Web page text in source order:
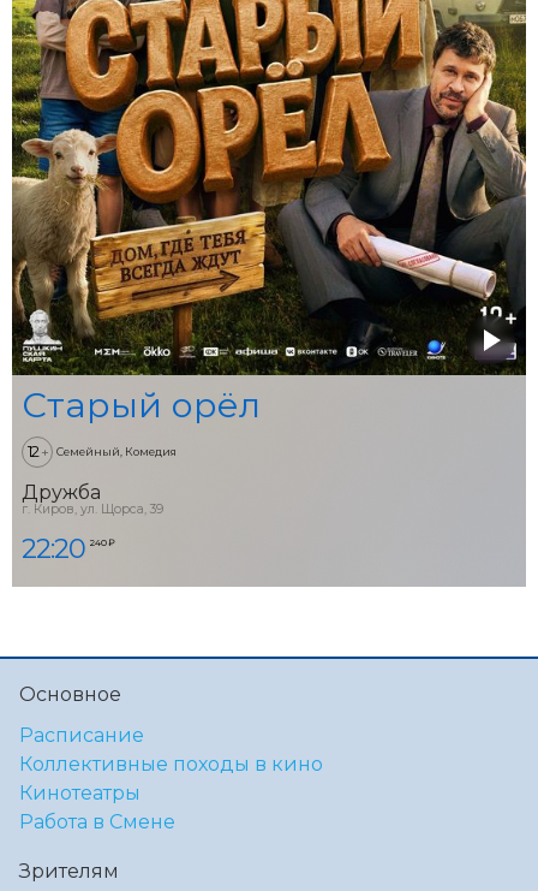
Старый орёл
12 + Семейный, Комедия
Дружба
г. Киров, ул. Щорса, 39
22:20 240 ₽
Основное
Расписание
Коллективные походы в кино
Кинотеатры
Работа в Смене
Зрителям